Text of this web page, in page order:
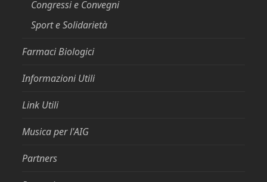
Congressi e Convegni
Sport e Solidarietà
Farmaci Biologici
Informazioni Utili
Link Utili
Musica per l'AIG
Partners